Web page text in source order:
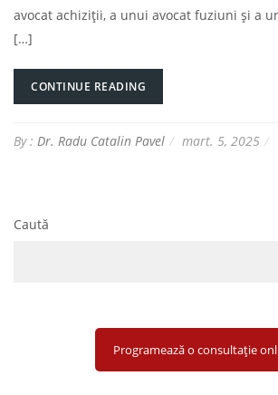
avocat achiziții, a unui avocat fuziuni și a
[…]
CONTINUE READING
By : Dr. Radu Catalin Pavel mart. 5, 2025
Caută
Programează o consultație